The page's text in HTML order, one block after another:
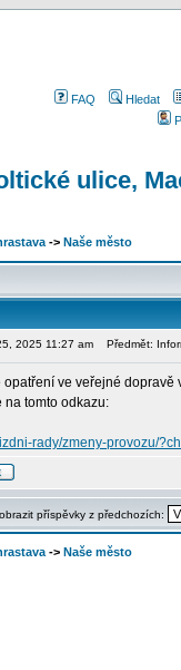
FAQ
Hledat
ulice,
-> Naše město
2025 11:27 am Předmět:
opatření ve veřejné
na tomto odkazu:
rady/zmeny-provozu/
příspěvky z předchozích:
-> Naše město